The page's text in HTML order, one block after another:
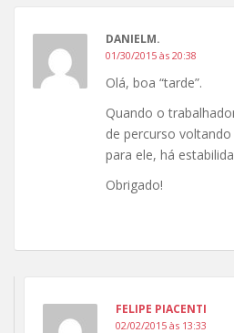
DANIELM.
01/30/2015 às 20:38
Olá, boa “tarde”.
Quando o
de percurso
para ele, há
Obrigado!
FELIPE PIACENTI
02/02/2015 às 13:33